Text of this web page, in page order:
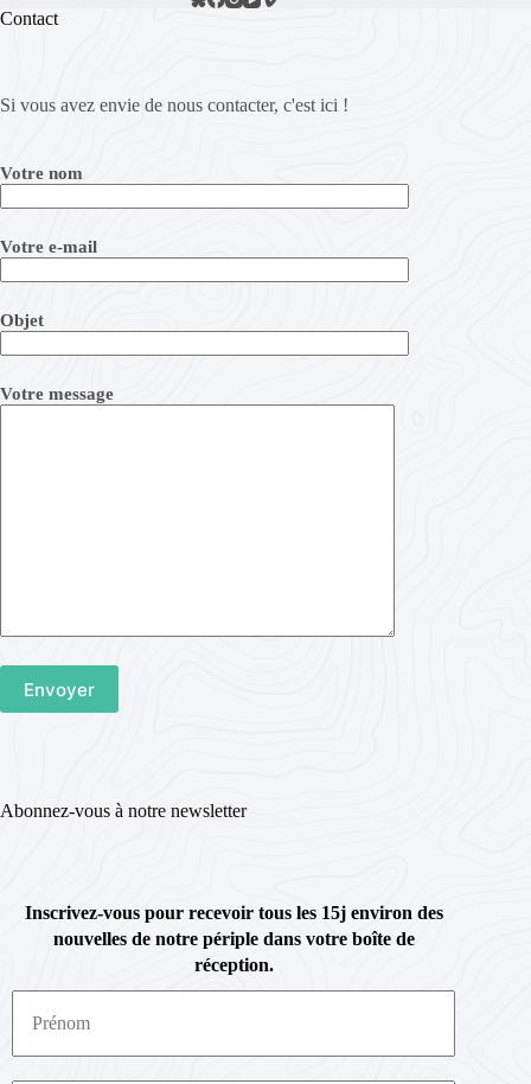
Contact
Si vous avez envie de nous contacter, c'est ici !
Votre nom
Votre e-mail
Objet
Votre message
Abonnez-vous à notre newsletter
Inscrivez-vous pour recevoir tous les 15j environ des
nouvelles de notre périple dans votre boîte de
réception.